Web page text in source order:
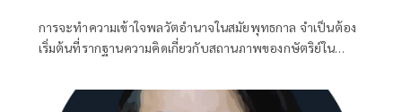
การจะทำความเข้าใจพลวัตอำนาจในสมัยพุทธกาล จำเป็นต้อง
เริ่มต้นที่รากฐานความคิดเกี่ยวกับสถานภาพของกษัตริย์ใน